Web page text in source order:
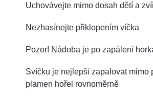
Uchovávejte mimo dosah dětí a
Nezhasínejte přiklopením víčka
Pozor! Nádoba je po zapálení
Svíčku je nejlepší zapalovat mimo
plamen hořel rovnoměrně